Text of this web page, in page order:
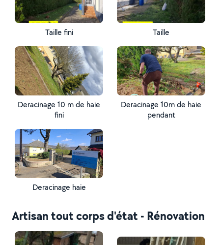
Taille fini Taille
Deracinage 10 m de haie
fini
Deracinage 10m de haie
pendant
Deracinage haie
Artisan tout corps d'état - Rénovation